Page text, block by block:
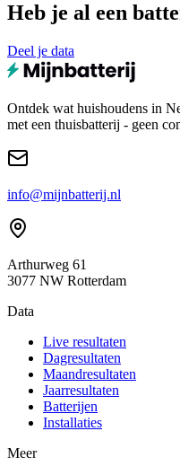
Heb je al een
Deel je data
Ontdek wat huishoudens in
met een thuisbatterij - geen
info@mijnbatterij.nl
Arthurweg 61
3077 NW Rotterdam
Data
Live resultaten
Dagresultaten
Maandresultaten
Jaarresultaten
Batterijen
Installaties
Meer